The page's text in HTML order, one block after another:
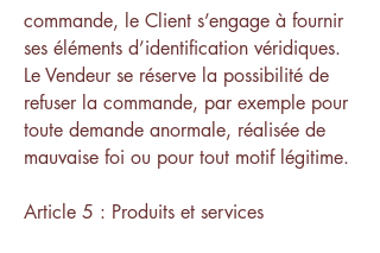
commande, le Client s’engage à fournir
ses éléments d’identification véridiques.
Le Vendeur se réserve la possibilité de
refuser la commande, par exemple pour
toute demande anormale, réalisée de
mauvaise foi ou pour tout motif légitime.
Article 5 : Produits et services